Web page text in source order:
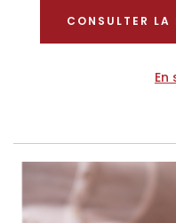
CONSULTER LA
En